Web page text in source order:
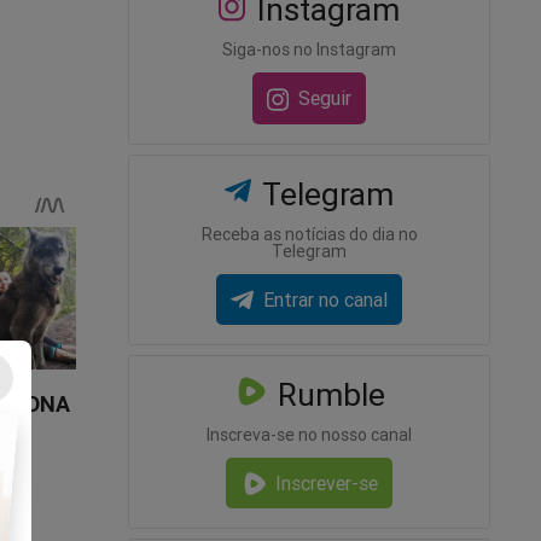
os
das
do
contra
das
Instagram
Siga-nos no Instagram
Seguir
Telegram
Receba as notícias do dia no
Telegram
Entrar no canal
Rumble
Inscreva-se no nosso canal
Inscrever-se